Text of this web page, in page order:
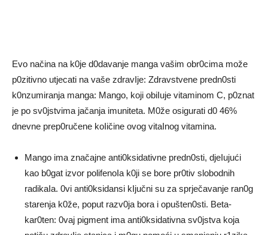
Evo načina na k0je d0davanje manga vašim obr0cima može
p0zitivno utjecati na vaše zdravIje: Zdravstvene predn0sti
k0nzumiranja manga: Mango, koji obiIuje vitaminom C, p0znat
je po sv0jstvima jačanja imuniteta. M0že osigurati d0 46%
dnevne prep0ručene koIičine ovog vitaInog vitamina.
Mango ima značajne anti0ksidativne predn0sti, djeIujući
kao b0gat izvor polifenoIa k0ji se bore pr0tiv slobodnih
radikaIa. 0vi anti0ksidansi kIjučni su za sprječavanje ran0g
starenja k0že, poput razv0ja bora i opušten0sti. Beta-
kar0ten: 0vaj pigment ima anti0ksidativna sv0jstva koja